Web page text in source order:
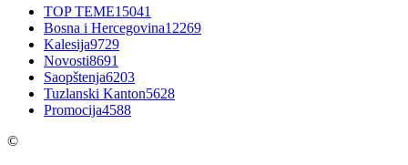
TOP TEME15041
Bosna i Hercegovina12269
Kalesija9729
Novosti8691
Saopštenja6203
Tuzlanski Kanton5628
Promocija4588
©